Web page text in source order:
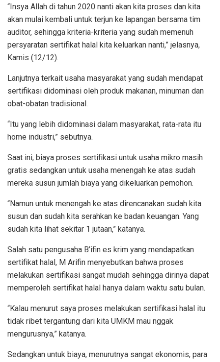
“Insya Allah di tahun 2020 nanti akan kita proses dan kita
akan mulai kembali untuk terjun ke lapangan bersama tim
auditor, sehingga kriteria-kriteria yang sudah memenuh
persyaratan sertifikat halal kita keluarkan nanti,” jelasnya,
Kamis (12/12).
Lanjutnya terkait usaha masyarakat yang sudah mendapat
sertifikasi didominasi oleh produk makanan, minuman dan
obat-obatan tradisional.
“Itu yang lebih didominasi dalam masyarakat, rata-rata itu
home industri,” sebutnya.
Saat ini, biaya proses sertifikasi untuk usaha mikro masih
gratis sedangkan untuk usaha menengah ke atas sudah
mereka susun jumlah biaya yang dikeluarkan pemohon.
“Namun untuk menengah ke atas direncanakan sudah kita
susun dan sudah kita serahkan ke badan keuangan. Yang
sudah kita lihat sekitar 1 jutaan,” katanya.
Salah satu pengusaha B’ifin es krim yang mendapatkan
sertifikat halal, M Arifin menyebutkan bahwa proses
melakukan sertifikasi sangat mudah sehingga dirinya dapat
memperoleh sertifikat halal hanya dalam waktu satu bulan.
“Kalau menurut saya proses melakukan sertifikasi halal itu
tidak ribet tergantung dari kita UMKM mau nggak
mengurusnya,” katanya.
Sedangkan untuk biaya, menurutnya sangat ekonomis, para